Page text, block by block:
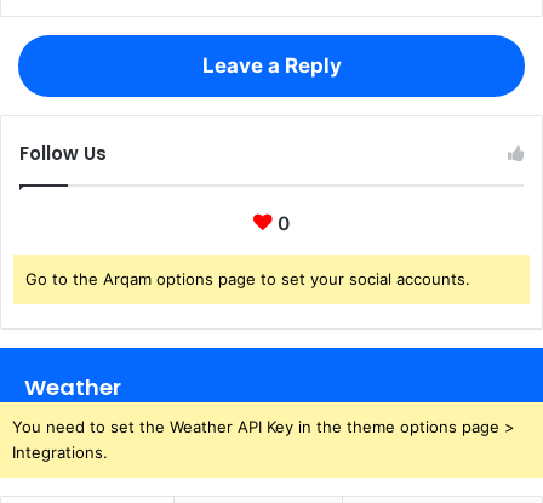
Leave a Reply
Follow Us
0
Go to the Arqam options page to set your social accounts.
Weather
You need to set the Weather API Key in the theme options page >
Integrations.